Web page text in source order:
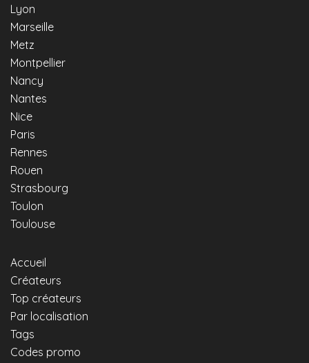
Lyon
Marseille
Metz
Montpellier
Nancy
Nantes
Nice
Paris
Rennes
Rouen
Strasbourg
Toulon
Toulouse
Accueil
Créateurs
Top créateurs
Par localisation
Tags
Codes promo